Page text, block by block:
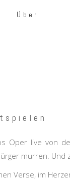
Über
Oper live von
murren.
Verse, im